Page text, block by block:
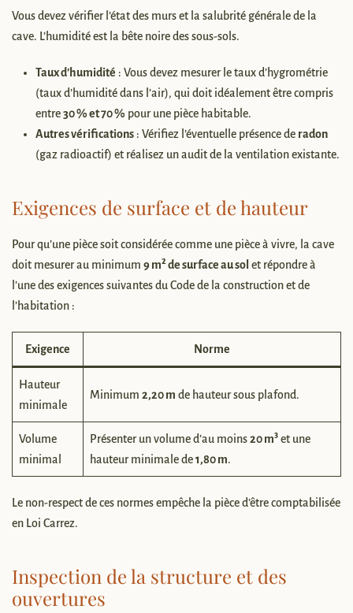
Vous devez vérifier l’état des murs et la salubrité générale de la
cave. L’humidité est la bête noire des sous-sols.
Taux d’humidité : Vous devez mesurer le taux d’hygrométrie
(taux d’humidité dans l’air), qui doit idéalement être compris
entre30 % et 70 % pour une pièce habitable.
Autres vérifications : Vérifiez l’éventuelle présence de radon
(gaz radioactif) et réalisez un audit de la ventilation existante.
Exigences de surface et de hauteur
Pour qu’une pièce soit considérée comme une pièce à vivre, la cave
doit mesurer au minimum 9 m² de surface au sol et répondre à
l’une des exigences suivantes du Code de la construction et de
l’habitation :
Exigence Norme
Hauteur
minimale
Minimum 2,20 m de hauteur sous plafond.
Volume
minimal
Présenter un volume d’au moins20 m³et une
hauteur minimale de1,80 m.
Le non-respect de ces normes empêche la pièce d’être comptabilisée
en Loi Carrez.
Inspection de la structure et des
ouvertures